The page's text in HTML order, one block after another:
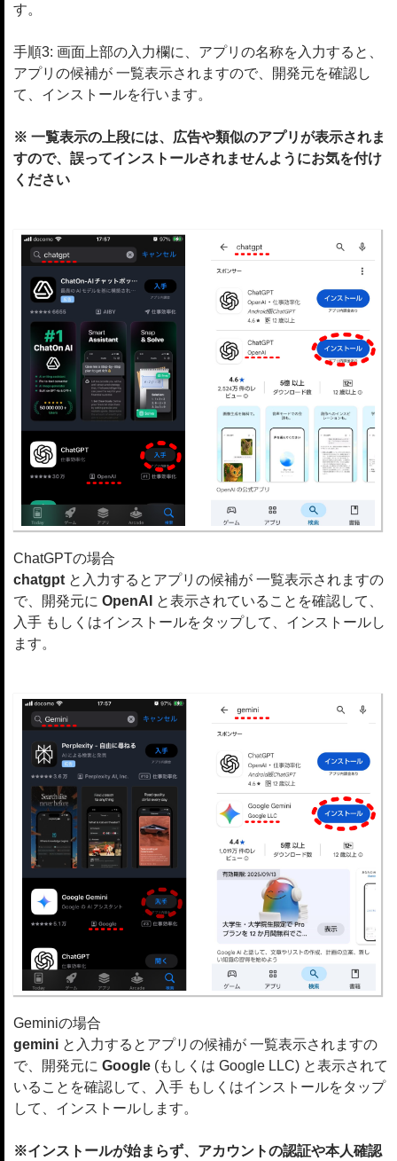
す。
手順3: 画面上部の入力欄に、アプリの名称を入力すると、
アプリの候補が 一覧表示されますので、開発元を確認し
て、インストールを行います。
※ 一覧表示の上段には、広告や類似のアプリが表示されま
すので、誤ってインストールされませんようにお気を付け
ください
ChatGPTの場合
chatgpt と入力するとアプリの候補が 一覧表示されますの
で、開発元に OpenAI
と表示されていることを確認して、
入手 もしくはインストールをタップして、インストールし
ます。
Geminiの場合
gemini と入力するとアプリの候補が 一覧表示されますの
で、開発元に Google (もしくは Google LLC) と表示されて
いることを確認して、入手 もしくはインストールをタップ
して、インストールします。
※インストールが始まらず、アカウントの認証や本人確認